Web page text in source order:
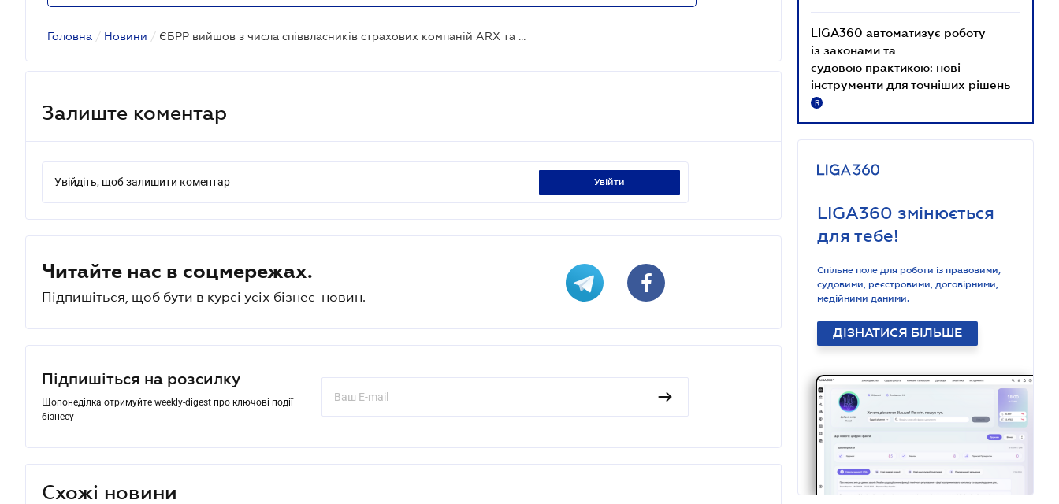
Головна / Новини / ЄБРР вийшов з числа співвласників страхових компаній ARX та Універсальна
Залиште коментар
Увійдіть, щоб залишити коментар увійти
Читайте нас в соцмережах.
Підпишіться, щоб бути в курсі усіх бізнес-новин.
Підпишіться на розсилку
Щопонеділка отримуйте weekly-digest про ключові події
бізнесу
Схожі новини
LIGA360 автоматизує роботу
із законами та
судовою практикою: нові
інструменти для точніших рішень
R
LIGA360 змінюється
для тебе!
Спільне поле для роботи із правовими,
судовими, реєстровими, договірними,
медійними даними.
ДІЗНАТИСЯ БІЛЬШЕ